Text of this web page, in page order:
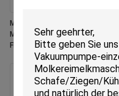
Milchflussmesser Fischgräten
Melkstand System CE ISO SGS
FDA Zertifizierte Mobile
Melkmaschine